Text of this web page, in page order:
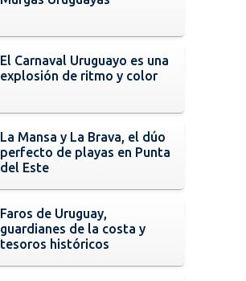
El Carnaval Uruguayo es una
explosión de ritmo y color
La Mansa y La Brava, el dúo
perfecto de playas en Punta
del Este
Faros de Uruguay,
guardianes de la costa y
tesoros históricos